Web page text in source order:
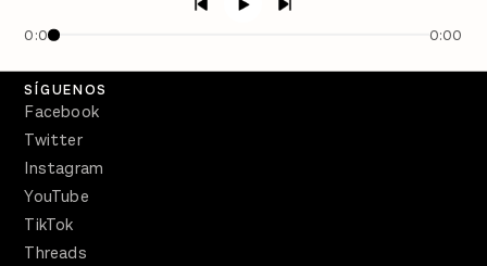
0:00 0:00
Crecer en Distopía
SÍGUENOS
Facebook
Twitter
Instagram
YouTube
TikTok
Threads